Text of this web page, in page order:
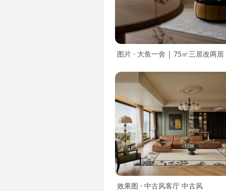
效果图 · 中古风客厅 中古风